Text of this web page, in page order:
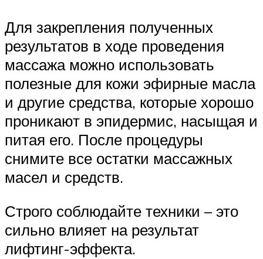
Для закрепления полученных
результатов в ходе проведения
массажа можно использовать
полезные для кожи эфирные масла
и другие средства, которые хорошо
проникают в эпидермис, насыщая и
питая его. После процедуры
снимите все остатки массажных
масел и средств.
Строго соблюдайте техники – это
сильно влияет на результат
лифтинг-эффекта.